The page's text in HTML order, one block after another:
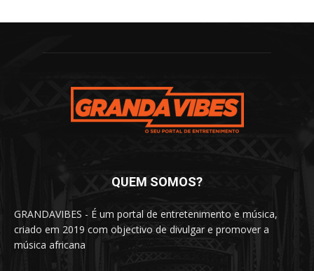
QUEM SOMOS?
GRANDAVIBES - É um portal de entretenimento e música,
criado em 2019 com objectivo de divulgar e promover a
música africana